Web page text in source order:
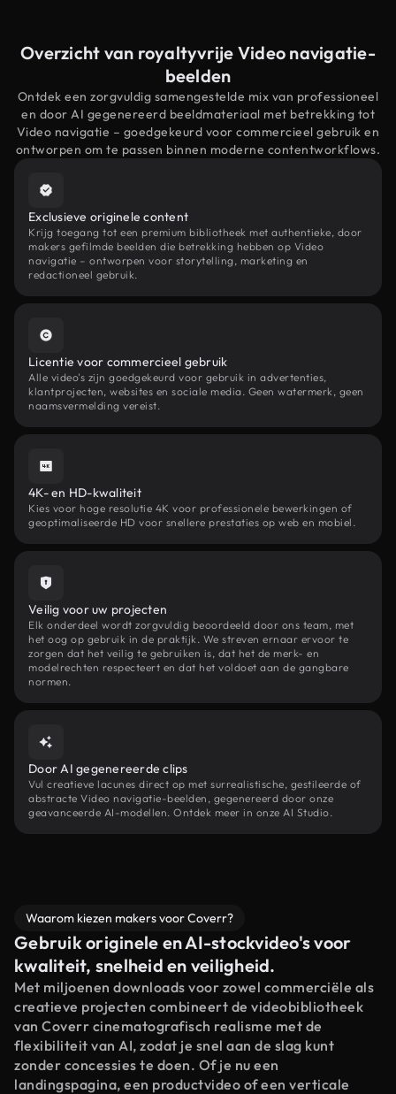
Overzicht van royaltyvrije Video navigatie-
beelden
Ontdek een zorgvuldig samengestelde mix van professioneel
en door AI gegenereerd beeldmateriaal met betrekking tot
Video navigatie – goedgekeurd voor commercieel gebruik en
ontworpen om te passen binnen moderne contentworkflows.
Exclusieve originele content
Krijg toegang tot een premium bibliotheek met authentieke, door
makers gefilmde beelden die betrekking hebben op Video
navigatie – ontworpen voor storytelling, marketing en
redactioneel gebruik.
Licentie voor commercieel gebruik
Alle video's zijn goedgekeurd voor gebruik in advertenties,
klantprojecten, websites en sociale media. Geen watermerk, geen
naamsvermelding vereist.
4K- en HD-kwaliteit
Kies voor hoge resolutie 4K voor professionele bewerkingen of
geoptimaliseerde HD voor snellere prestaties op web en mobiel.
Veilig voor uw projecten
Elk onderdeel wordt zorgvuldig beoordeeld door ons team, met
het oog op gebruik in de praktijk. We streven ernaar ervoor te
zorgen dat het veilig te gebruiken is, dat het de merk- en
modelrechten respecteert en dat het voldoet aan de gangbare
normen.
Door AI gegenereerde clips
Vul creatieve lacunes direct op met surrealistische, gestileerde of
abstracte Video navigatie-beelden, gegenereerd door onze
geavanceerde AI-modellen. Ontdek meer in onze AI Studio.
Waarom kiezen makers voor Coverr?
Gebruik originele en AI-stockvideo's voor
kwaliteit, snelheid en veiligheid.
Met miljoenen downloads voor zowel commerciële als
creatieve projecten combineert de videobibliotheek
van Coverr cinematografisch realisme met de
flexibiliteit van AI, zodat je snel aan de slag kunt
zonder concessies te doen. Of je nu een
landingspagina, een productvideo of een verticale